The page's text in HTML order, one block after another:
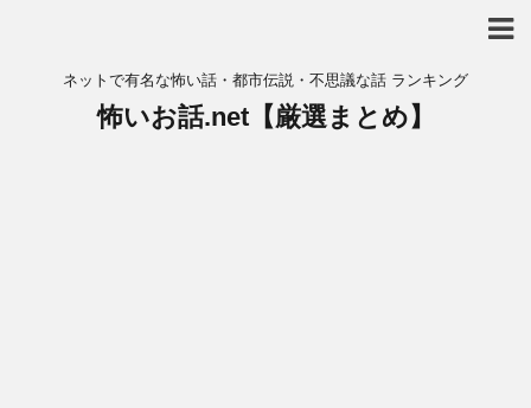
ネットで有名な怖い話・都市伝説・不思議な話 ランキング
怖いお話.net【厳選まとめ】